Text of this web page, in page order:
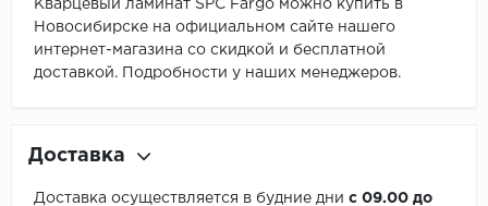
Кварцевый ламинат SPC Fargo можно купить в
Новосибирске на официальном сайте нашего
интернет-магазина со скидкой и бесплатной
доставкой. Подробности у наших менеджеров.
Доставка
Доставка осуществляется в будние дни с 09.00 до